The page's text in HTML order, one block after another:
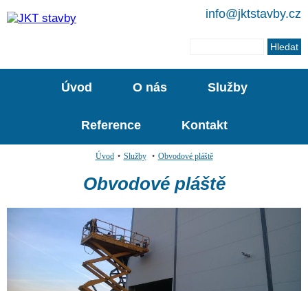
info@jktstavby.cz
Úvod O nás Služby
Reference Kontakt
Úvod • Služby • Obvodové pláště
Obvodové pláště